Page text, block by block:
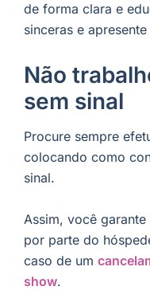
de forma clara e
sinceras e
Não
sem sinal
Procure sempre
colocando como
sinal.
Assim, você
por parte do
caso de um
show.